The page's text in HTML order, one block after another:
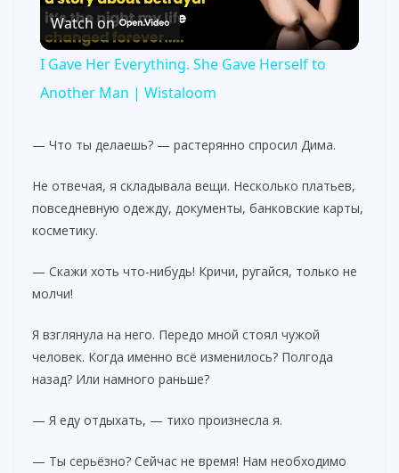
a
y
V
e
o
Watch on
I Gave Her Everything. She Gave Herself to
Another Man | Wistaloom
— Что ты делаешь? — растерянно спросил Дима.
Не отвечая, я складывала вещи. Несколько платьев,
повседневную одежду, документы, банковские карты,
косметику.
— Скажи хоть что-нибудь! Кричи, ругайся, только не
молчи!
Я взглянула на него. Передо мной стоял чужой
человек. Когда именно всё изменилось? Полгода
назад? Или намного раньше?
— Я еду отдыхать, — тихо произнесла я.
— Ты серьёзно? Сейчас не время! Нам необходимо